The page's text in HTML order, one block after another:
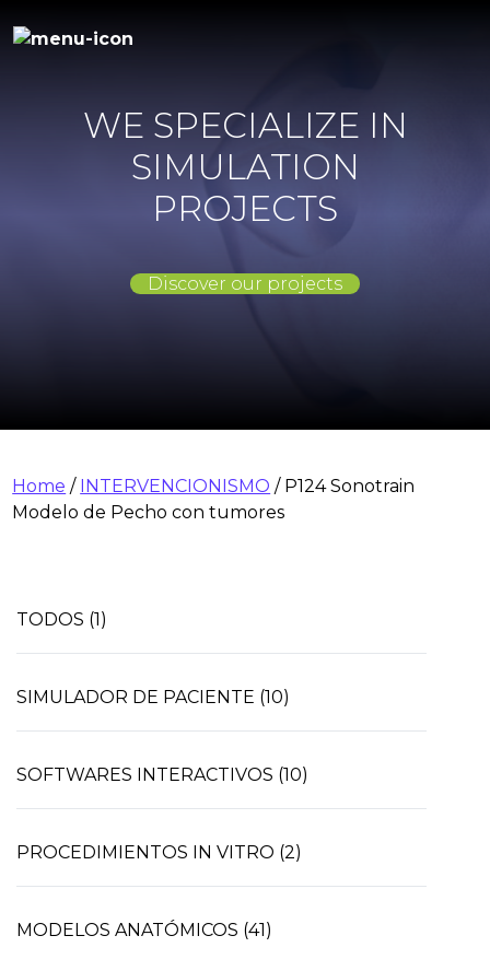
WE SPECIALIZE IN
SIMULATION
PROJECTS
Discover our projects
Home / INTERVENCIONISMO / P124 Sonotrain
Modelo de Pecho con tumores
TODOS (1)
SIMULADOR DE PACIENTE (10)
SOFTWARES INTERACTIVOS (10)
PROCEDIMIENTOS IN VITRO (2)
MODELOS ANATÓMICOS (41)